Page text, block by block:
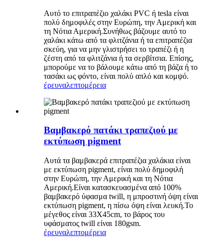
Αυτό το επιτραπέζιο χαλάκι PVC ή tesla είναι
πολύ δημοφιλές στην Ευρώπη, την Αμερική και
τη Νότια Αμερική.Συνήθως βάζουμε αυτό το
χαλάκι κάτω από τα φλιτζάνια ή τα επιτραπέζια
σκεύη, για να μην γλιστρήσει το τραπέζι ή η
ζέστη από τα φλιτζάνια ή τα σερβίτσια. Επίσης,
μπορούμε να το βάλουμε κάτω από τη βάζα ή το
τασάκι ως φόντο, είναι πολύ απλό και κομψό.
έρευναλεπτομέρεια
Βαμβακερό πατάκι τραπεζιού με
εκτύπωση pigment
Αυτά τα βαμβακερά επιτραπέζια χαλάκια είναι
με εκτύπωση pigment, είναι πολύ δημοφιλή
στην Ευρώπη, την Αμερική και τη Νότια
Αμερική.Είναι κατασκευασμένα από 100%
βαμβακερό ύφασμα twill, η μπροστινή όψη είναι
εκτύπωση pigment, η πίσω όψη είναι λευκή.Το
μέγεθος είναι 33X45cm, το βάρος του
υφάσματος twill είναι 180gsm.
έρευναλεπτομέρεια